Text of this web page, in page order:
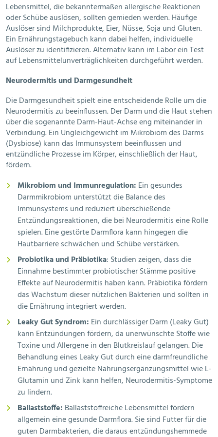
Lebensmittel, die bekanntermaßen allergische Reaktionen
oder Schübe auslösen, sollten gemieden werden. Häufige
Auslöser sind Milchprodukte, Eier, Nüsse, Soja und Gluten.
Ein Ernährungstagebuch kann dabei helfen, individuelle
Auslöser zu identifizieren. Alternativ kann im Labor ein Test
auf Lebensmittelunverträglichkeiten durchgeführt werden.
Neurodermitis und Darmgesundheit
Die Darmgesundheit spielt eine entscheidende Rolle um die
Neurodermitis zu beeinflussen. Der Darm und die Haut stehen
über die sogenannte Darm-Haut-Achse eng miteinander in
Verbindung. Ein Ungleichgewicht im Mikrobiom des Darms
(Dysbiose) kann das Immunsystem beeinflussen und
entzündliche Prozesse im Körper, einschließlich der Haut,
fördern.
Mikrobiom und Immunregulation: Ein gesundes
Darmmikrobiom unterstützt die Balance des
Immunsystems und reduziert überschießende
Entzündungsreaktionen, die bei Neurodermitis eine Rolle
spielen. Eine gestörte Darmflora kann hingegen die
Hautbarriere schwächen und Schübe verstärken.
Probiotika und Präbiotika: Studien zeigen, dass die
Einnahme bestimmter probiotischer Stämme positive
Effekte auf Neurodermitis haben kann. Präbiotika fördern
das Wachstum dieser nützlichen Bakterien und sollten in
die Ernährung integriert werden.
Leaky Gut Syndrom: Ein durchlässiger Darm (Leaky Gut)
kann Entzündungen fördern, da unerwünschte Stoffe wie
Toxine und Allergene in den Blutkreislauf gelangen. Die
Behandlung eines Leaky Gut durch eine darmfreundliche
Ernährung und gezielte Nahrungsergänzungsmittel wie L-
Glutamin und Zink kann helfen, Neurodermitis-Symptome
zu lindern.
Ballaststoffe: Ballaststoffreiche Lebensmittel fördern
allgemein eine gesunde Darmflora. Sie sind Futter für die
guten Darmbakterien, die daraus entzündungshemmede